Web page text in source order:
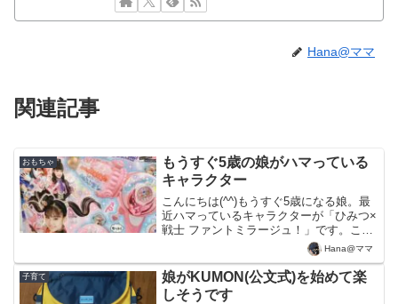
Hana@ママ
関連記事
おもちゃ
もうすぐ5歳の娘がハマっている
キャラクター
こんにちは(^^)もうすぐ5歳になる娘。最
近ハマっているキャラクターが「ひみつ×
戦士 ファントミラージュ！」です。これ
まであまりTV番組は見せていなかったの
ですが、保育園のお友達にこの映画に誘
われたことをきっかけに見てみたとこ
ろ、面白かった...
Hana@ママ
子育て
娘がKUMON(公文式)を始めて楽
しそうです